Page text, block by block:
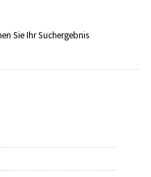
Sie Ihr Suchergebnis